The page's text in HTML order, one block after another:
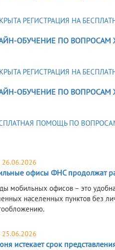
ОБУЧЕНИЕ ПО ВОПРОСАМ
ОБУЧЕНИЕ ПО ВОПРОСАМ
26.06.2026
офисы ФНС продолжат
мобильных офисов – это
населенных пунктов без
25.06.2026
истекает срок